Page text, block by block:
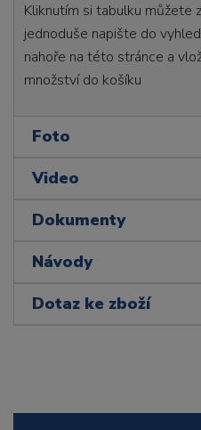
Kliknutím si tabulku můžete
jednoduše napište do
nahoře na této stránce a
množství do košíku
Foto
Video
Dokumenty
Návody
Dotaz ke zboží